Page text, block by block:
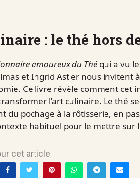
: le thé hors
amoureux du Thé qui a vu
et Ingrid Astier nous invitent
Ce livre révèle comment cet
l’art culinaire. Le thé
du pochage à la rôtisserie, en
habituel pour le mettre sur
cet article